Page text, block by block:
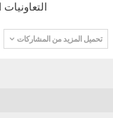
تحميل المزيد من المشاركات